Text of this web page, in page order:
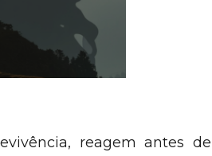
reagem antes de